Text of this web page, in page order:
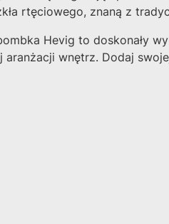
rtęciowego, znaną z
Hevig to doskonały
wnętrz. Dodaj